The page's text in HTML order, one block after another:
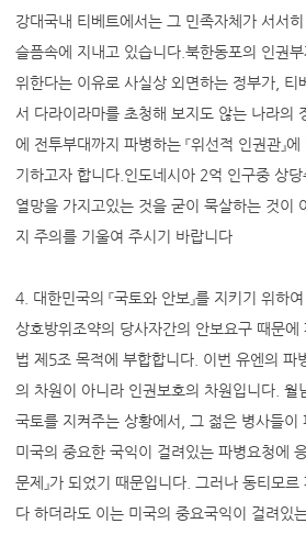
강대국내 티베트에서는 그 민족자체가 서서
슬픔속에 지내고 있습니다.북한동포의 인권
위한다는 이유로 사실상 외면하는 정부가, 티
서 다라이라마를 초청해 보지도 않는 나라의
에 전투부대까지 파병하는 『위선적 인권관』
기하고자 합니다.인도네시아 2억 인구중 상
열망을 가지고있는 것을 굳이 묵살하는 것이
지 주의를 기울여 주시기 바랍니다
4. 대한민국의 『국토와 안보』를 지키기 위하
상호방위조약의 당사자간의 안보요구 때문에
법 제5조 목적에 부합합니다. 이번 유엔의 파
의 차원이 아니라 인권보호의 차원입니다. 월
국토를 지켜주는 상황에서, 그 젊은 병사들이
미국의 중요한 국익이 걸려있는 파병요청에
문제』가 되었기 때문입니다. 그러나 동티모
다 하더라도 이는 미국의 중요국익이 걸려있